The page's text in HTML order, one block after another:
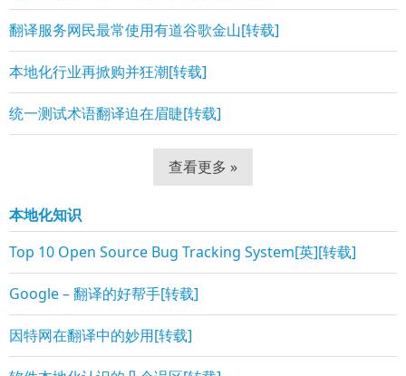
翻译服务网民最常使用有道谷歌金山[转载]
本地化行业再掀购并狂潮[转载]
统一测试术语翻译迫在眉睫[转载]
查看更多 »
本地化知识
Top 10 Open Source Bug Tracking System[英][转载]
Google – 翻译的好帮手[转载]
因特网在翻译中的妙用[转载]